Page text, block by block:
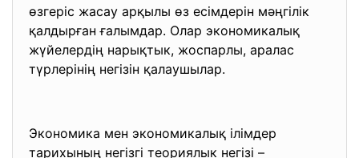
өзгеріс жасау арқылы өз есімдерін мәңгілік
қалдырған ғалымдар. Олар экономикалық
жүйелердің нарықтык, жоспарлы, аралас
түрлерінің негізін қалаушылар.
Экономика мен экономикалық ілімдер
тарихының негізгі теориялык негізі –